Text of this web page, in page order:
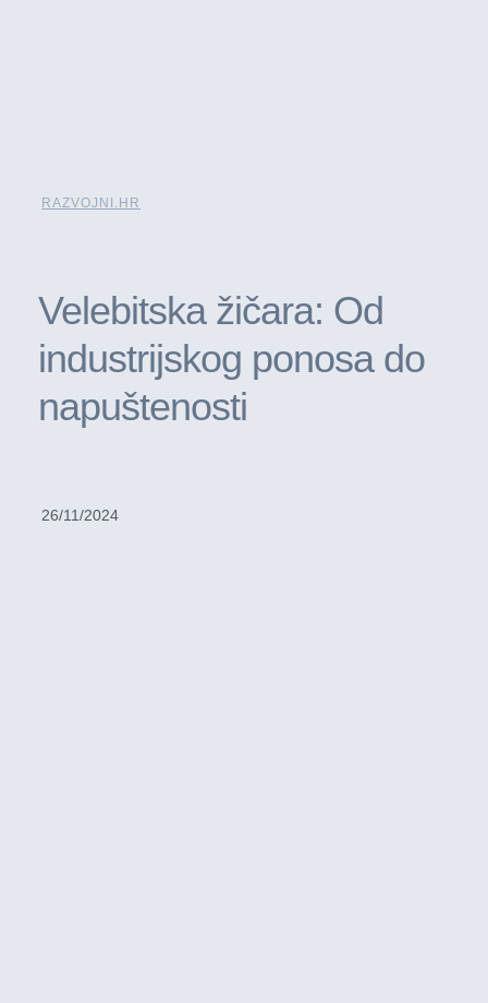
RAZVOJNI.HR
Velebitska žičara: Od
industrijskog ponosa do
napuštenosti
26/11/2024